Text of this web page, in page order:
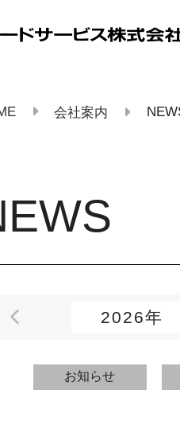
会社案内
2026年
お知らせ